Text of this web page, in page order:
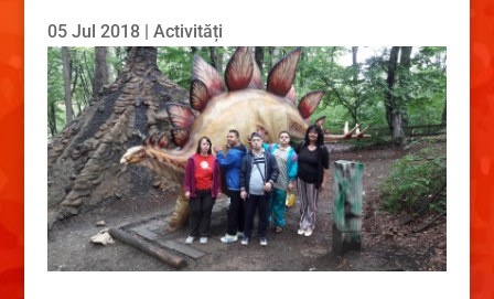
05 Jul 2018| Activități